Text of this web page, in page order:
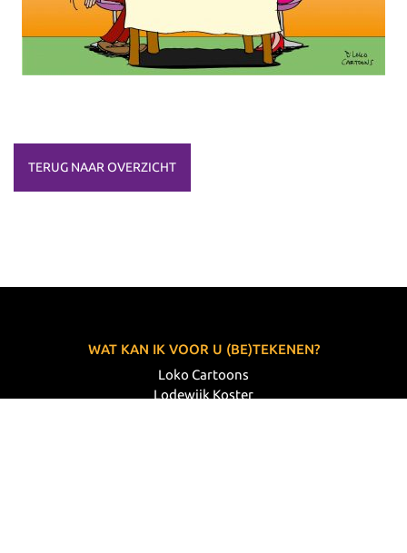
TERUG NAAR OVERZICHT
WAT KAN IK VOOR U (BE)TEKENEN?
Loko Cartoons
Lodewijk Koster